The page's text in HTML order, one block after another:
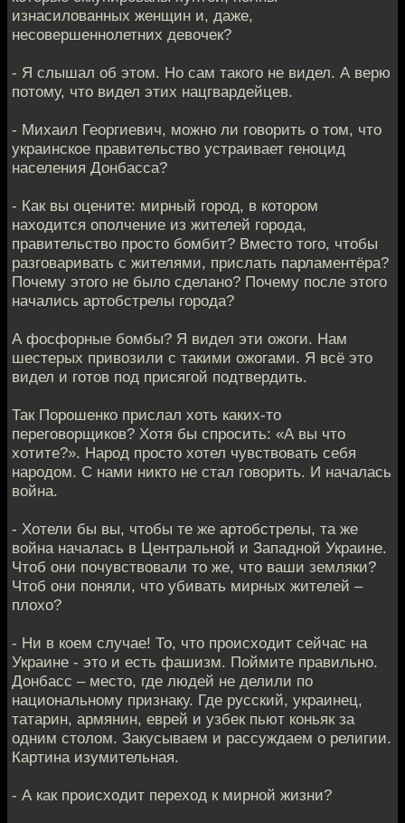
изнасилованных женщин и, даже,
несовершеннолетних девочек?
- Я слышал об этом. Но сам такого не видел. А верю
потому, что видел этих нацгвардейцев.
- Михаил Георгиевич, можно ли говорить о том, что
украинское правительство устраивает геноцид
населения Донбасса?
- Как вы оцените: мирный город, в котором
находится ополчение из жителей города,
правительство просто бомбит? Вместо того, чтобы
разговаривать с жителями, прислать парламентёра?
Почему этого не было сделано? Почему после этого
начались артобстрелы города?
А фосфорные бомбы? Я видел эти ожоги. Нам
шестерых привозили с такими ожогами. Я всё это
видел и готов под присягой подтвердить.
Так Порошенко прислал хоть каких-то
переговорщиков? Хотя бы спросить: «А вы что
хотите?». Народ просто хотел чувствовать себя
народом. С нами никто не стал говорить. И началась
война.
- Хотели бы вы, чтобы те же артобстрелы, та же
война началась в Центральной и Западной Украине.
Чтоб они почувствовали то же, что ваши земляки?
Чтоб они поняли, что убивать мирных жителей –
плохо?
- Ни в коем случае! То, что происходит сейчас на
Украине - это и есть фашизм. Поймите правильно.
Донбасс – место, где людей не делили по
национальному признаку. Где русский, украинец,
татарин, армянин, еврей и узбек пьют коньяк за
одним столом. Закусываем и рассуждаем о религии.
Картина изумительная.
- А как происходит переход к мирной жизни?